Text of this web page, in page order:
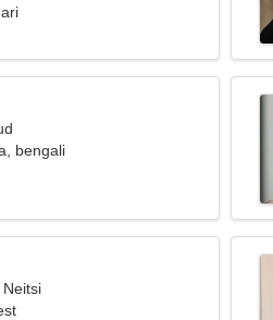
bengali